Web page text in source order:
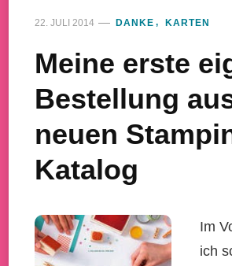
22. JULI 2014 DANKE KARTEN
Meine erste
Bestellung
neuen
Katalog
Im
ich